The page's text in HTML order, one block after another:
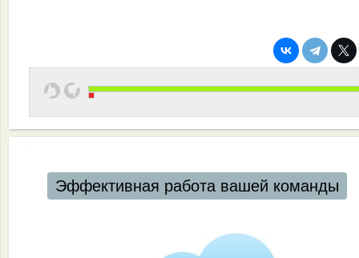
Эффективная работа вашей команды